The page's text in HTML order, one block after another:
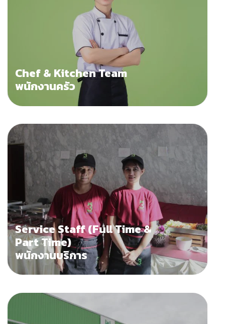
Chef & Kitchen Team
พนักงานครัว
Service Staff (Full Time &
Part Time)
พนักงานบริการ